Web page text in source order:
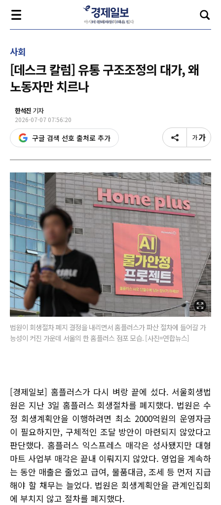
사회
[데스크 칼럼] 유통 구조조정의 대가, 왜
노동자만 치르나
한석진 기자
2026-07-07 07:56:20
구글 검색 선호 출처로 추가
법원이 회생절차 폐지 결정을 내리면서 홈플러스가 파산 절차에 들어갈 가
능성이 커진 가운데 서울의 한 홈플러스 점포 모습. [사진=연합뉴스]
[경제일보] 홈플러스가 다시 벼랑 끝에 섰다. 서울회생법
원은 지난 3일 홈플러스 회생절차를 폐지했다. 법원은 수
정 회생계획안을 이행하려면 최소 2000억원의 운영자금
이 필요하지만, 구체적인 조달 방안이 마련되지 않았다고
판단했다. 홈플러스 익스프레스 매각은 성사됐지만 대형
마트 사업부 매각은 끝내 이뤄지지 않았다. 영업을 계속하
는 동안 매출은 줄었고 급여, 물품대금, 조세 등 먼저 지급
해야 할 채무는 늘었다. 법원은 회생계획안을 관계인집회
에 부치지 않고 절차를 폐지했다.